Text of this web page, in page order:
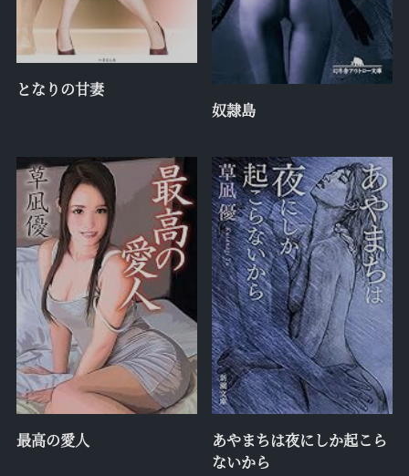
となりの甘妻
奴隷島
最高の愛人
あやまちは夜にしか起こら
ないから